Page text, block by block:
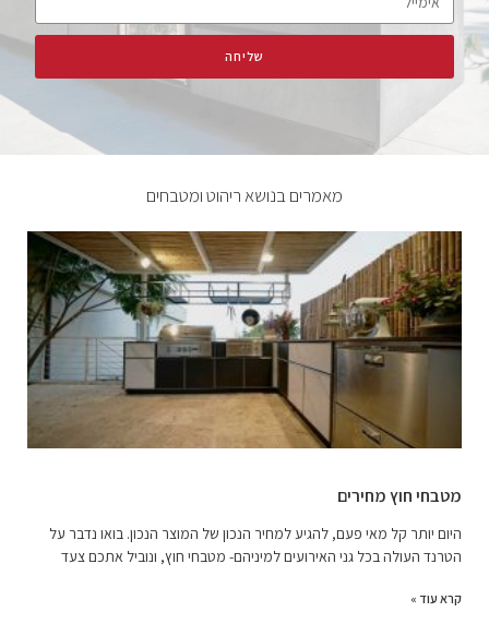
שליחה
מאמרים בנושא ריהוט ומטבחים
מטבחי חוץ מחירים
היום יותר קל מאי פעם, להגיע למחיר הנכון של המוצר הנכון. בואו נדבר על
הטרנד העולה בכל גני האירועים למיניהם- מטבחי חוץ, ונוביל אתכם צעד
קרא עוד »